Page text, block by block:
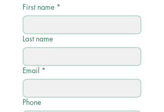
First name *
Last name
Email *
Phone